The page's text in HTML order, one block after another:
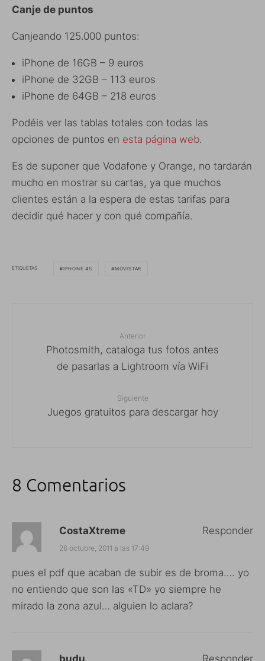
Canje de puntos
Canjeando 125.000 puntos:
iPhone de 16GB – 9 euros
iPhone de 32GB – 113 euros
iPhone de 64GB – 218 euros
Podéis ver las tablas totales con todas las
opciones de puntos en esta página web.
Es de suponer que Vodafone y Orange, no tardarán
mucho en mostrar su cartas, ya que muchos
clientes están a la espera de estas tarifas para
decidir qué hacer y con qué compañía.
ETIQUETAS IPHONE 4S MOVISTAR
Anterior
Photosmith, cataloga tus fotos antes
de pasarlas a Lightroom vía WiFi
Siguiente
Juegos gratuitos para descargar hoy
8 Comentarios
CostaXtreme
26 octubre, 2011 a las 17:49
pues el pdf que acaban de subir es de broma…. yo
no entiendo que son las «TD» yo siempre he
mirado la zona azul… alguien lo aclara?
Responder
budu Responder